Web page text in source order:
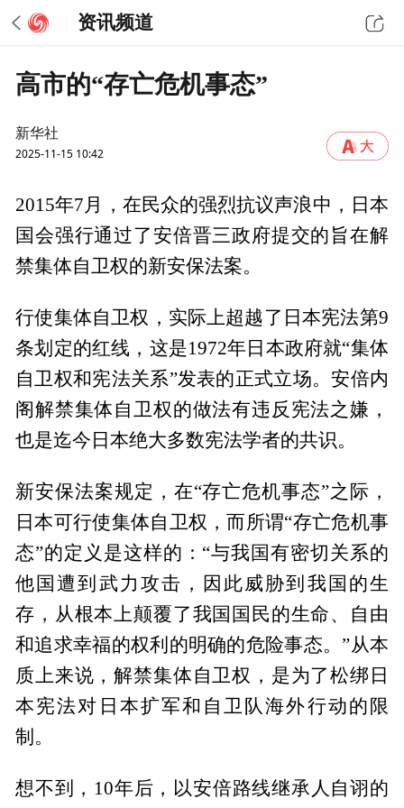
资讯频道
高市的“存亡危机事态”
新华社
2025-11-15 10:42
2015年7月，在民众的强烈抗议声浪中，日本
国会强行通过了安倍晋三政府提交的旨在解
禁集体自卫权的新安保法案。
行使集体自卫权，实际上超越了日本宪法第9
条划定的红线，这是1972年日本政府就“集体
自卫权和宪法关系”发表的正式立场。安倍内
阁解禁集体自卫权的做法有违反宪法之嫌，
也是迄今日本绝大多数宪法学者的共识。
新安保法案规定，在“存亡危机事态”之际，
日本可行使集体自卫权，而所谓“存亡危机事
态”的定义是这样的：“与我国有密切关系的
他国遭到武力攻击，因此威胁到我国的生
存，从根本上颠覆了我国国民的生命、自由
和追求幸福的权利的明确的危险事态。”从本
质上来说，解禁集体自卫权，是为了松绑日
本宪法对日本扩军和自卫队海外行动的限
制。
想不到，10年后，以安倍路线继承人自诩的